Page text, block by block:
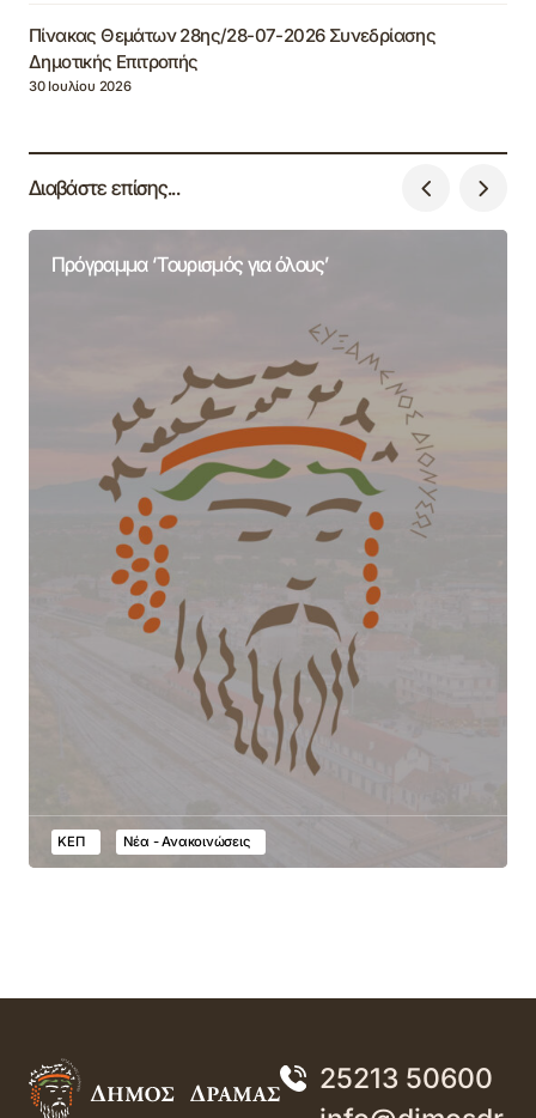
Πίνακας Θεμάτων 28ης/28-07-2026 Συνεδρίασης
Δημοτικής Επιτροπής
30 Ιουλίου 2026
Διαβάστε επίσης...
Πρόγραμμα ‘Τουρισμός για όλους’
ΚΕΠ Νέα - Ανακοινώσεις
25213 50600